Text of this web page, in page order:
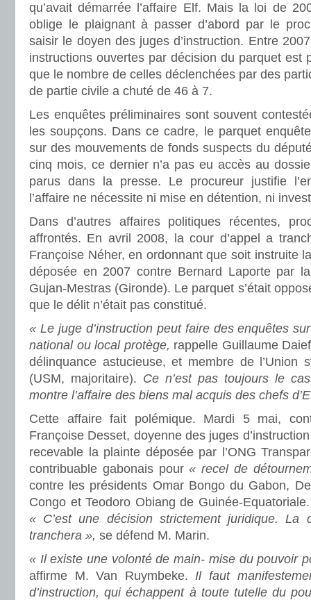
qu’avait démarrée l’affaire Elf. Mais la loi de
oblige le plaignant à passer d’abord par le
saisir le doyen des juges d’instruction. Entre
instructions ouvertes par décision du parquet est
que le nombre de celles déclenchées par des
de partie civile a chuté de 46 à 7.
Les enquêtes préliminaires sont souvent
les soupçons. Dans ce cadre, le parquet
sur des mouvements de fonds suspects du
cinq mois, ce dernier n’a pas eu accès au
parus dans la presse. Le procureur justifie
l’affaire ne nécessite ni mise en détention, ni
Dans d’autres affaires politiques récentes,
affrontés. En avril 2008, la cour d’appel a
Françoise Néher, en ordonnant que soit instruite
déposée en 2007 contre Bernard Laporte par
Gujan-Mestras (Gironde). Le parquet s’était
que le délit n’était pas constitué.
« Le juge d’instruction peut faire des enquêtes
national ou local protège, rappelle Guillaume
délinquance astucieuse, et membre de l’Union
(USM, majoritaire). Ce n’est pas toujours le
montre l’affaire des biens mal acquis des chefs
Cette affaire fait polémique. Mardi 5 mai,
Françoise Desset, doyenne des juges
recevable la plainte déposée par l’ONG
contribuable gabonais pour« recel de
contre les présidents Omar Bongo du Gabon,
Congo et Teodoro Obiang de Guinée-
« C’est une décision strictement juridique. La
tranchera », se défend M. Marin.
« Il existe une volonté de main- mise du pouvoir
affirme M. Van Ruymbeke.Il faut
d’instruction, qui échappent à toute tutelle du